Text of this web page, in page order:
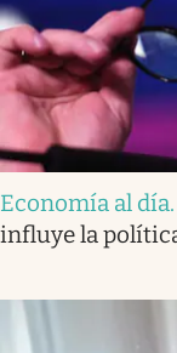
Economía al día.
influye la